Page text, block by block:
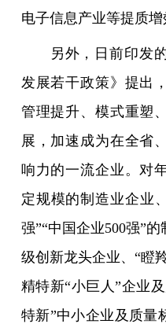
电子信息产业等提质增
另外，日前印发
发展若干政策》提出
管理提升、模式重塑
展，加速成为在全省
响力的一流企业。对
定规模的制造业企业
强”“中国企业500强”
级创新龙头企业、“瞪
精特新“小巨人”企业
特新”中小企业及质量